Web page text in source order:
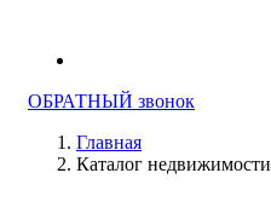
ОБРАТНЫЙ звонок
Главная
Каталог недвижимости